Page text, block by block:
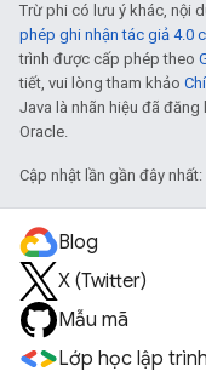
Trừ phi có lưu ý khác, nội
phép ghi nhận tác giả 4.0
trình được cấp phép theo
tiết, vui lòng tham khảo
Java là nhãn hiệu đã
Oracle.
Cập nhật lần gần đây nhất:
Blog
X (Twitter)
Mẫu mã
Lớp học lập trình